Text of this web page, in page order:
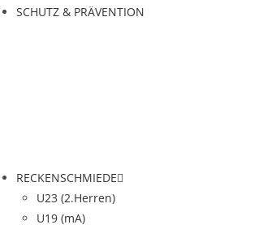
SCHUTZ & PRÄVENTION
RECKENSCHMIEDE
U23 (2.Herren)
U19 (mA)